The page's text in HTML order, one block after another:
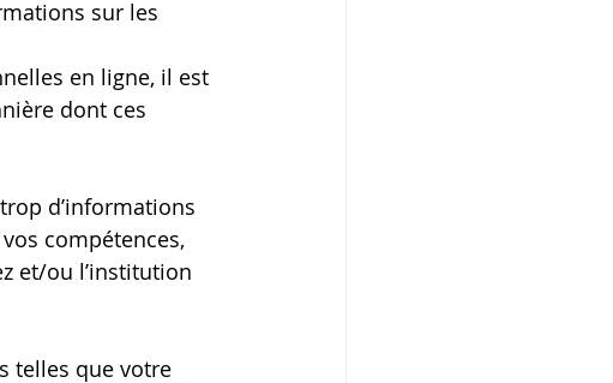
sur les
en ligne, il est
dont ces
d’informations
compétences,
et/ou l’institution
telles que votre